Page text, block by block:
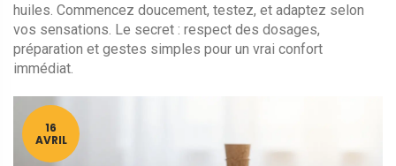
huiles. Commencez doucement, testez, et adaptez selon
vos sensations. Le secret : respect des dosages,
préparation et gestes simples pour un vrai confort
immédiat.
16
AVRIL